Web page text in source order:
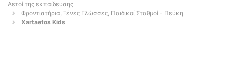
Αετοί της εκπαίδευσης
Φροντιστήρια, Ξένες Γλώσσες, Παιδικοί Σταθμοί - Πεύκη
Xartaetos Kids